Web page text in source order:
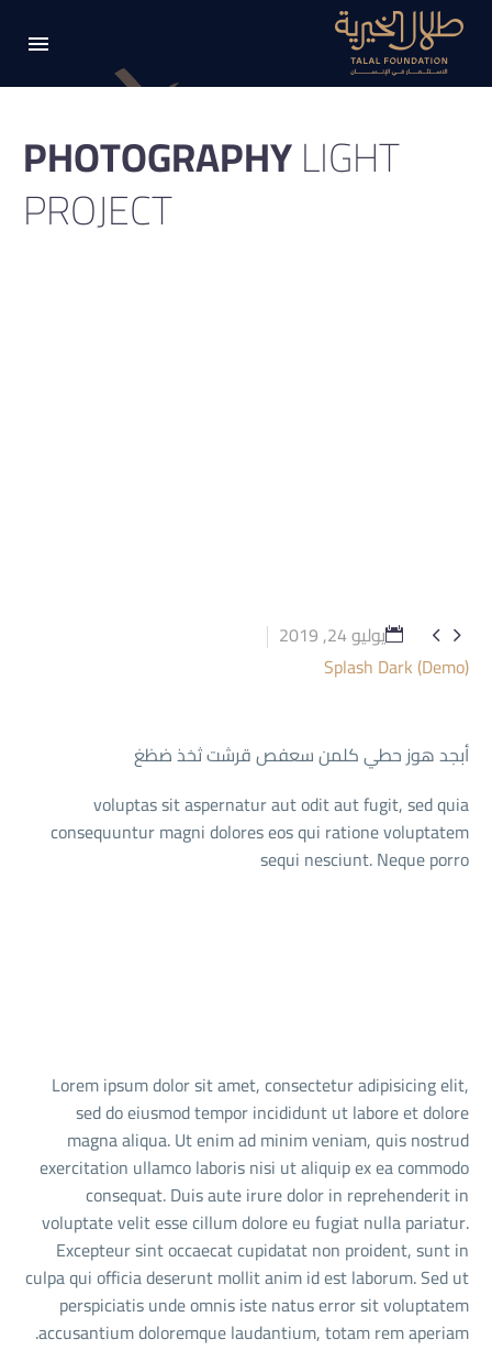
PHOTOGRAPHYLIGHT
PROJECT
 
يوليو 24, 2019
Splash Dark (Demo)
أبجد هوز حطي كلمن سعفص قرشت ثخذ ضظغ
voluptas sit aspernatur aut odit aut fugit, sed quia
consequuntur magni dolores eos qui ratione voluptatem
sequi nesciunt. Neque porro
Lorem ipsum dolor sit amet, consectetur adipisicing elit,
sed do eiusmod tempor incididunt ut labore et dolore
magna aliqua. Ut enim ad minim veniam, quis nostrud
exercitation ullamco laboris nisi ut aliquip ex ea commodo
consequat. Duis aute irure dolor in reprehenderit in
voluptate velit esse cillum dolore eu fugiat nulla pariatur.
Excepteur sint occaecat cupidatat non proident, sunt in
culpa qui officia deserunt mollit anim id est laborum. Sed ut
perspiciatis unde omnis iste natus error sit voluptatem
accusantium doloremque laudantium, totam rem aperiam.